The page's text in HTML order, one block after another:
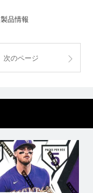
製品情報
次のページ